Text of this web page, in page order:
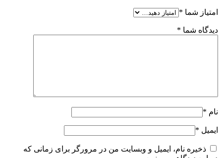
امتیاز شما *
دیدگاه شما *
نام *
ایمیل *
ذخیره نام، ایمیل و وبسایت من در مرورگر برای زمانی که